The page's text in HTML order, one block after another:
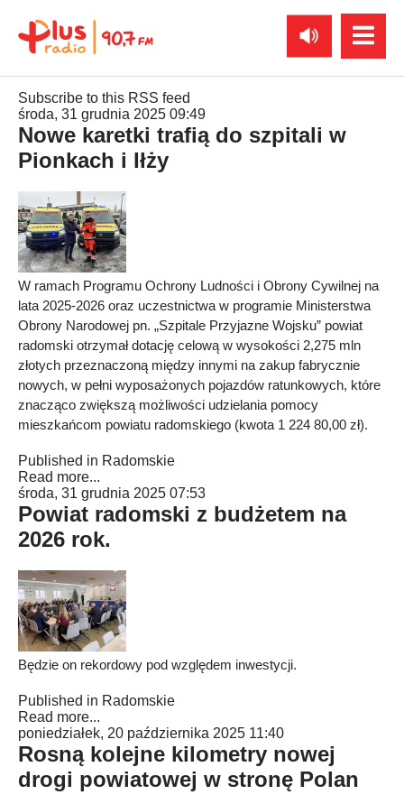
Subscribe to this RSS feed
środa, 31 grudnia 2025 09:49
Nowe karetki trafią do szpitali w
Pionkach i Iłży
W ramach Programu Ochrony Ludności i Obrony Cywilnej na
lata 2025-2026 oraz uczestnictwa w programie Ministerstwa
Obrony Narodowej pn. „Szpitale Przyjazne Wojsku” powiat
radomski otrzymał dotację celową w wysokości 2,275 mln
złotych przeznaczoną między innymi na zakup fabrycznie
nowych, w pełni wyposażonych pojazdów ratunkowych, które
znacząco zwiększą możliwości udzielania pomocy
mieszkańcom powiatu radomskiego (kwota 1 224 80,00 zł).
Published in Radomskie
Read more...
środa, 31 grudnia 2025 07:53
Powiat radomski z budżetem na
2026 rok.
Będzie on rekordowy pod względem inwestycji.
Published in Radomskie
Read more...
poniedziałek, 20 października 2025 11:40
Rosną kolejne kilometry nowej
drogi powiatowej w stronę Polan